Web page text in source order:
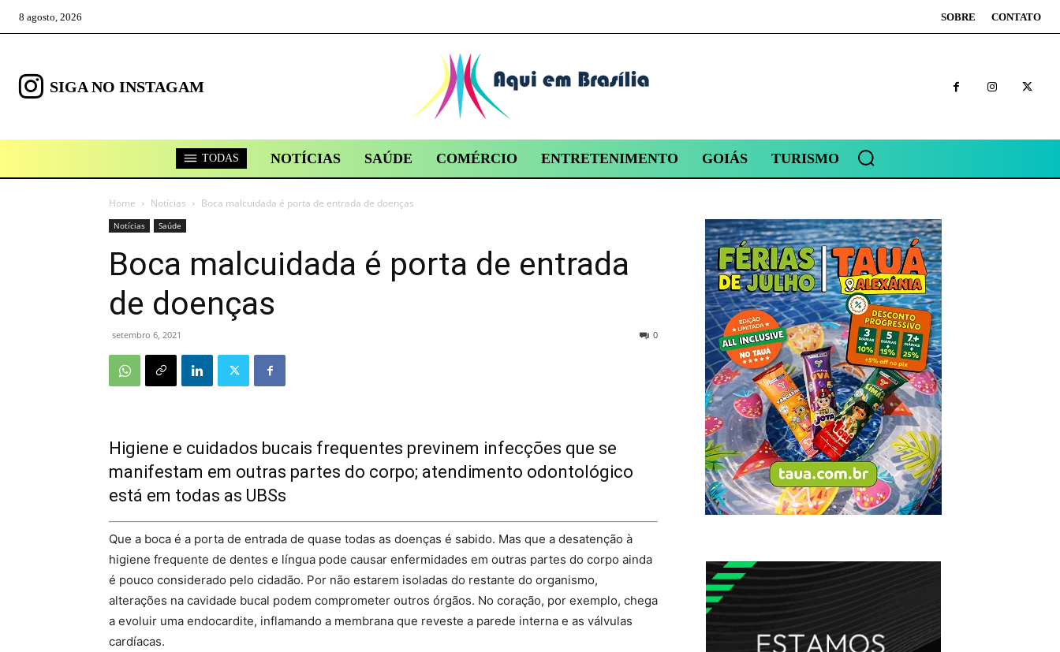
8 agosto, 2026 SOBRE CONTATO
SIGA NO INSTAGAM
TODAS NOTÍCIAS SAÚDE COMÉRCIO ENTRETENIMENTO GOIÁS TURISMO
Home Notícias Boca malcuidada é porta de entrada de doenças
Notícias Saúde
Boca malcuidada é porta de entrada
de doenças
setembro 6, 2021 0
Higiene e cuidados bucais frequentes previnem infecções que se
manifestam em outras partes do corpo; atendimento odontológico
está em todas as UBSs
Que a boca é a porta de entrada de quase todas as doenças é sabido. Mas que a desatenção à
higiene frequente de dentes e língua pode causar enfermidades em outras partes do corpo ainda
é pouco considerado pelo cidadão. Por não estarem isoladas do restante do organismo,
alterações na cavidade bucal podem comprometer outros órgãos. No coração, por exemplo, chega
a evoluir uma endocardite, inflamando a membrana que reveste a parede interna e as válvulas
cardíacas.